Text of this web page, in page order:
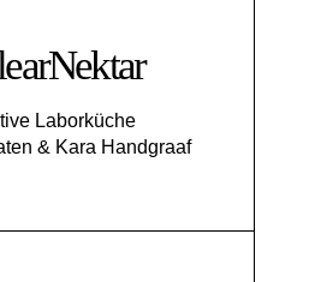
Laborküche
& Kara Handgraaf